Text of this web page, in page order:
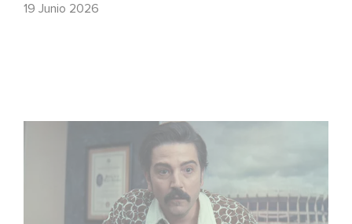
19 Junio 2026
México 86 ya está disponible en Netflix